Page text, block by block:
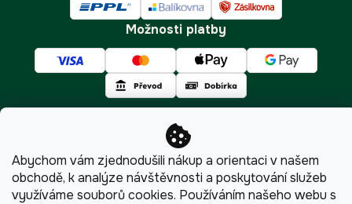
Abychom vám zjednodušili nákup a orientaci v našem
obchodě, k analýze návštěvnosti a poskytování služeb
využíváme souborů cookies. Používáním našeho webu s
Možnosti platby
Shoptet | mime digital
Pijumate.cz. Všechna práva vyhrazena.
Upravit nastavení cookies